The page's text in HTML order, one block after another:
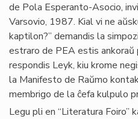
de Pola Esperanto-Asocio,
Varsovio, 1987. Kial vi ne
kaptilon?” demandis la
estraro de PEA estis
respondis Leyk, kiu krome
la Manifesto de Raŭmo
membrigo de la ĉefa kulpulo
Legu pli en “Literatura Foiro”